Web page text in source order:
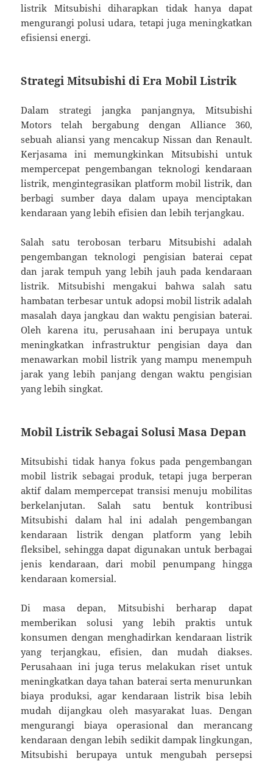
listrik Mitsubishi diharapkan tidak hanya dapat
mengurangi polusi udara, tetapi juga meningkatkan
efisiensi energi.
Strategi Mitsubishi di Era Mobil Listrik
Dalam strategi jangka panjangnya, Mitsubishi
Motors telah bergabung dengan Alliance 360,
sebuah aliansi yang mencakup Nissan dan Renault.
Kerjasama ini memungkinkan Mitsubishi untuk
mempercepat pengembangan teknologi kendaraan
listrik, mengintegrasikan platform mobil listrik, dan
berbagi sumber daya dalam upaya menciptakan
kendaraan yang lebih efisien dan lebih terjangkau.
Salah satu terobosan terbaru Mitsubishi adalah
pengembangan teknologi pengisian baterai cepat
dan jarak tempuh yang lebih jauh pada kendaraan
listrik. Mitsubishi mengakui bahwa salah satu
hambatan terbesar untuk adopsi mobil listrik adalah
masalah daya jangkau dan waktu pengisian baterai.
Oleh karena itu, perusahaan ini berupaya untuk
meningkatkan infrastruktur pengisian daya dan
menawarkan mobil listrik yang mampu menempuh
jarak yang lebih panjang dengan waktu pengisian
yang lebih singkat.
Mobil Listrik Sebagai Solusi Masa Depan
Mitsubishi tidak hanya fokus pada pengembangan
mobil listrik sebagai produk, tetapi juga berperan
aktif dalam mempercepat transisi menuju mobilitas
berkelanjutan. Salah satu bentuk kontribusi
Mitsubishi dalam hal ini adalah pengembangan
kendaraan listrik dengan platform yang lebih
fleksibel, sehingga dapat digunakan untuk berbagai
jenis kendaraan, dari mobil penumpang hingga
kendaraan komersial.
Di masa depan, Mitsubishi berharap dapat
memberikan solusi yang lebih praktis untuk
konsumen dengan menghadirkan kendaraan listrik
yang terjangkau, efisien, dan mudah diakses.
Perusahaan ini juga terus melakukan riset untuk
meningkatkan daya tahan baterai serta menurunkan
biaya produksi, agar kendaraan listrik bisa lebih
mudah dijangkau oleh masyarakat luas. Dengan
mengurangi biaya operasional dan merancang
kendaraan dengan lebih sedikit dampak lingkungan,
Mitsubishi berupaya untuk mengubah persepsi